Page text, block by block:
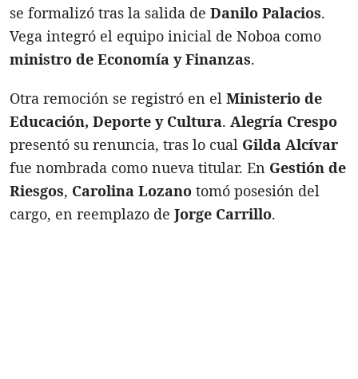
se formalizó tras la salida de Danilo Palacios.
Vega integró el equipo inicial de Noboa como
ministro de Economía y Finanzas.
Otra remoción se registró en el Ministerio de
Educación, Deporte y Cultura. Alegría Crespo
presentó su renuncia, tras lo cual Gilda Alcívar
fue nombrada como nueva titular. En Gestión de
Riesgos, Carolina Lozano tomó posesión del
cargo, en reemplazo de Jorge Carrillo.